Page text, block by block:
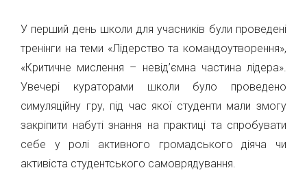
У перший день школи для учасників були проведені
тренінги на теми «Лідерство та командоутворення»,
«Критичне мислення – невід’ємна частина лідера».
Увечерi кураторами школи було проведено
симуляційну гру, під час якої студенти мали змогу
закріпити набуті знання на практиці та спробувати
себе у ролі активного громадського діяча чи
активіста студентського самоврядування.